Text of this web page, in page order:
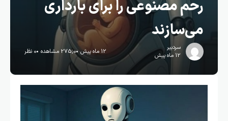
رحم مصنوعی را برای بارداری
می‌سازند
سردبیر
12 ماه پیش
12 ماه پیش 275,0 مشاهده 0 نظر